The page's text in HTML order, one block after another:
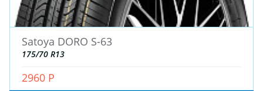
Satoya DORO S-63
175/70 R13
2960 Р